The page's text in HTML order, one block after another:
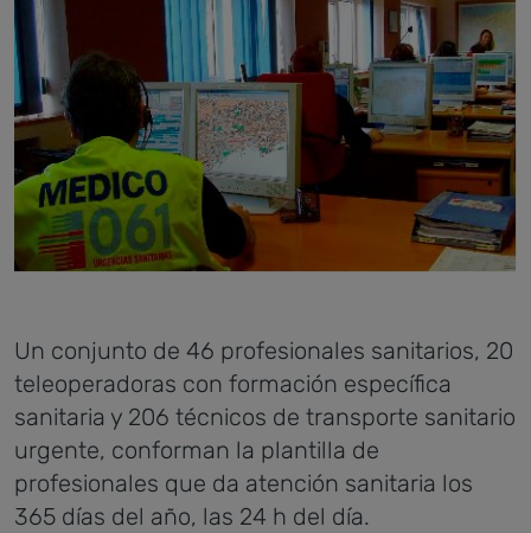
Un conjunto de 46 profesionales sanitarios, 20
teleoperadoras con formación específica
sanitaria y 206 técnicos de transporte sanitario
urgente, conforman la plantilla de
profesionales que da atención sanitaria los
365 días del año, las 24 h del día.